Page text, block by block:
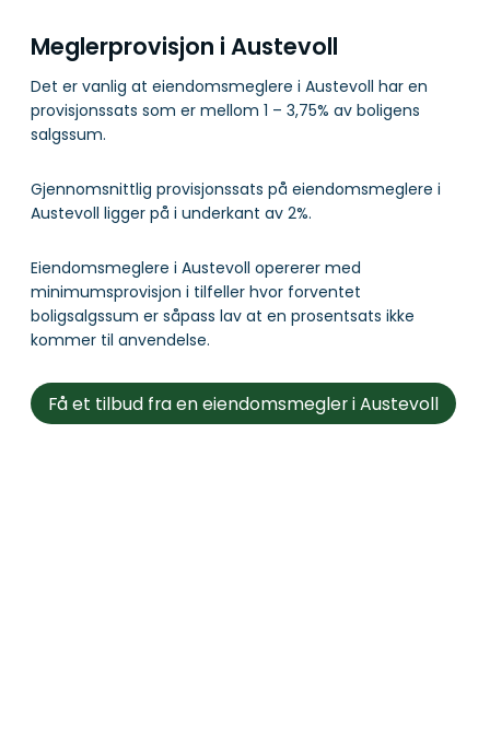
Meglerprovisjon i Austevoll
Det er vanlig at eiendomsmeglere i Austevoll har en
provisjonssats som er mellom 1 – 3,75% av boligens
salgssum.
Gjennomsnittlig provisjonssats på eiendomsmeglere i
Austevoll ligger på i underkant av 2%.
Eiendomsmeglere i Austevoll opererer med
minimumsprovisjon i tilfeller hvor forventet
boligsalgssum er såpass lav at en prosentsats ikke
kommer til anvendelse.
Få et tilbud fra en eiendomsmegler i Austevoll